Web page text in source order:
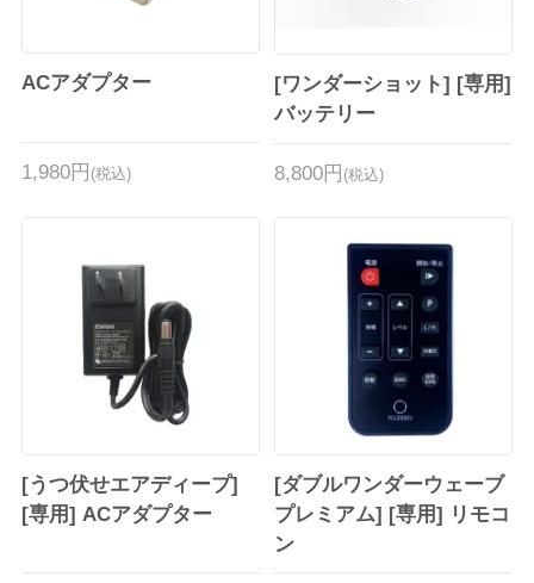
ACアダプター
1,980円 (税込)
[ワンダーショット] [専用]
バッテリー
8,800円 (税込)
[うつ伏せエアディープ]
[専用] ACアダプター
[ダブルワンダーウェーブ
プレミアム] [専用] リモコ
ン